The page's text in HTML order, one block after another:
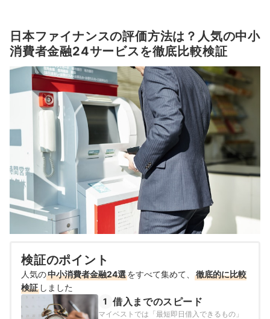
日本ファイナンスの評価方法は？人気の中小
消費者金融24サービスを徹底比較検証
検証のポイント
人気の中小消費者金融24選をすべて集めて、
徹底的に比較
検証 しました
1 借入までのスピード
マイベストでは「最短即日借入できるもの」